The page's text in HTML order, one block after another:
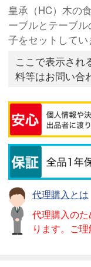
皇承（HC）木の
ーブルとテーブ
子をセットしてい
ここで表示され
料等はお問い合
代理購入とは
代理購入の
ります。ご理